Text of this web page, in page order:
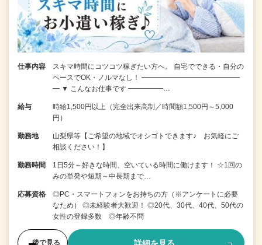
仕事内容
スキマ時間にコツコツ稼ぎたい方へ。 自宅でできる・自分の
ペースでOK・ノルマなし！ ━━━━━━━━━━━━━━
━ ▼ こんなお仕事です ━━━━━…
給与
時給1,500円以上（完全出来高制／時間額1,500円～5,000
円）
勤務地
山梨県等【ご希望の地域でオシゴトできます♪ お気軽にご
相談ください！】
勤務時間
1日5分～好きな時間、空いている時間に働けます！ ☆1回の
みの単発や短期～中長期まで…
応募資格
◎PC・スマートフォンをお持ちの方（※アンケートに必要
なため） ◎未経験者大歓迎！ ◎20代、30代、40代、50代の
女性の登録多数 ◎年齢不問
後で見る